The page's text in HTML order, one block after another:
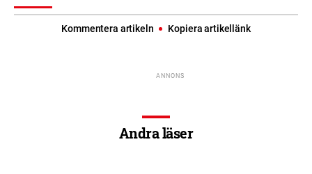
Kommentera artikeln Kopiera artikellänk
Andra läser